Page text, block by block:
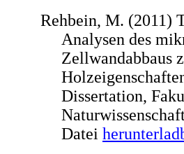
Rehbein, M. (2011)
Analysen des
Zellwandabbaus
Dissertation,
Datei